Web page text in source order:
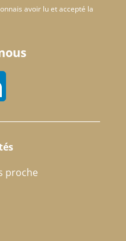
avoir lu et accepté la
proche